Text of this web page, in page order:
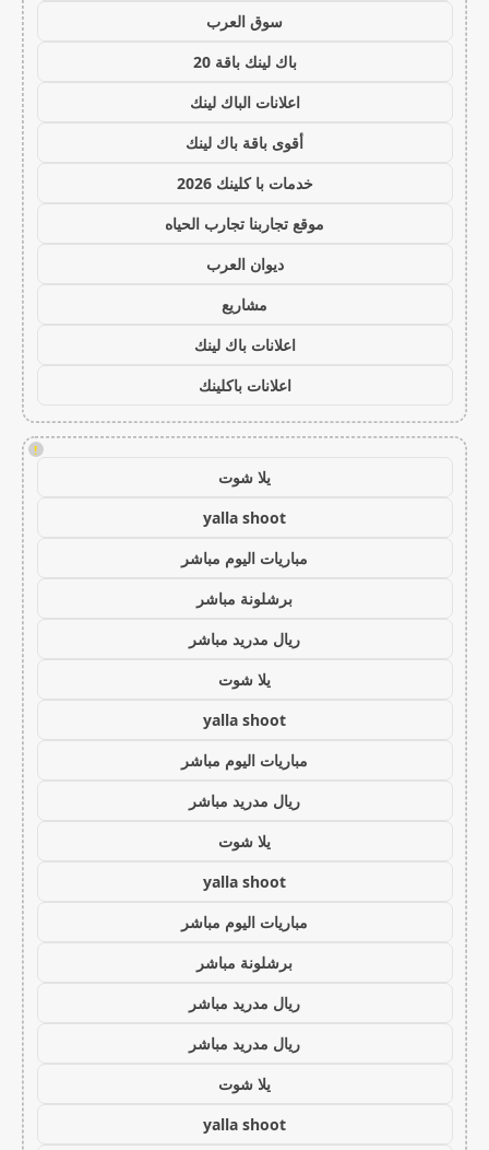
سوق العرب
باك لينك باقة 20
اعلانات الباك لينك
أقوى باقة باك لينك
خدمات با كلينك 2026
موقع تجاربنا تجارب الحياه
ديوان العرب
مشاريع
اعلانات باك لينك
اعلانات باكلينك
!
يلا شوت
yalla shoot
مباريات اليوم مباشر
برشلونة مباشر
ريال مدريد مباشر
يلا شوت
yalla shoot
مباريات اليوم مباشر
ريال مدريد مباشر
يلا شوت
yalla shoot
مباريات اليوم مباشر
برشلونة مباشر
ريال مدريد مباشر
ريال مدريد مباشر
يلا شوت
yalla shoot